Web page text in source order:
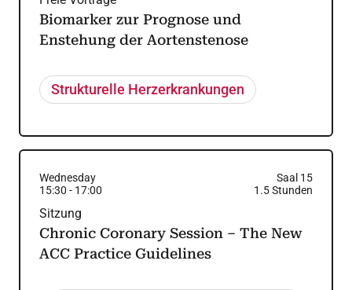
Biomarker zur Prognose und
Enstehung der Aortenstenose
Strukturelle Herzerkrankungen
Wednesday
Saal 15
15:30 - 17:00 1.5Stunden
Sitzung
Chronic Coronary Session – The New
ACC Practice Guidelines